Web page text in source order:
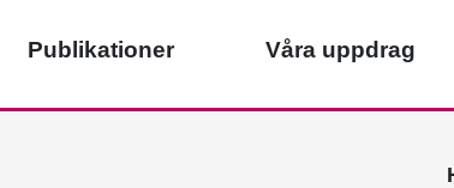
Publikationer Våra uppdrag